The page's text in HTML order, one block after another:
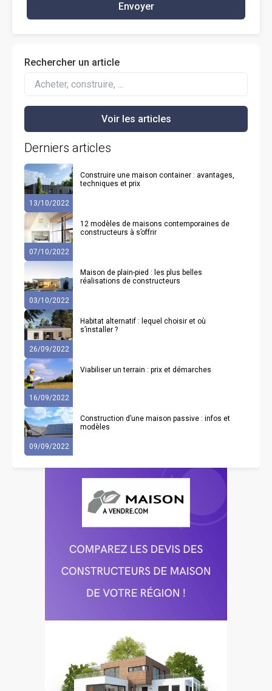
Envoyer
Rechercher un article
Derniers articles
13/10/2022
Construire une maison container : avantages,
techniques et prix
07/10/2022
12 modèles de maisons contemporaines de
constructeurs à s’offrir
03/10/2022
Maison de plain-pied : les plus belles
réalisations de constructeurs
26/09/2022
Habitat alternatif : lequel choisir et où
s’installer ?
16/09/2022
Viabiliser un terrain : prix et démarches
09/09/2022
Construction d’une maison passive : infos et
modèles